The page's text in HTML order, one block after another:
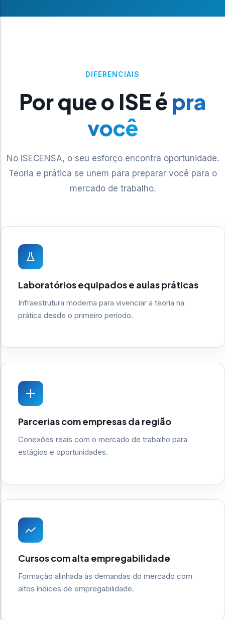
DIFERENCIAIS
Por que o ISE é pra
você
No ISECENSA, o seu esforço encontra oportunidade.
Teoria e prática se unem para preparar você para o
mercado de trabalho.
Laboratórios equipados e aulas práticas
Infraestrutura moderna para vivenciar a teoria na
prática desde o primeiro período.
Parcerias com empresas da região
Conexões reais com o mercado de trabalho para
estágios e oportunidades.
Cursos com alta empregabilidade
Formação alinhada às demandas do mercado com
altos índices de empregabilidade.